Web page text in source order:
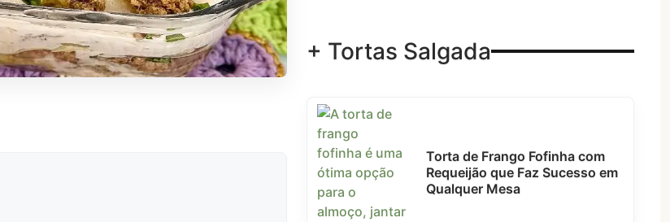
+ Tortas Salgada
Torta de Frango Fofinha com
Requeijão que Faz Sucesso em
Qualquer Mesa